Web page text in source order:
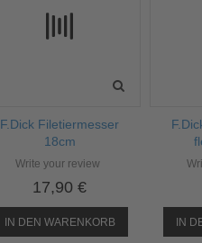
F.Dick Filetiermesser
18cm
Write your review
17,90 €
IN DEN WARENKORB IN